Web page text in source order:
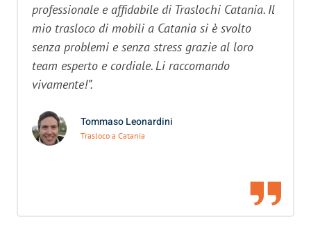
professionale e affidabile di Traslochi Catania. Il
mio trasloco di mobili a Catania si è svolto
senza problemi e senza stress grazie al loro
team esperto e cordiale. Li raccomando
vivamente!”.
Tommaso Leonardini
Trasloco a Catania